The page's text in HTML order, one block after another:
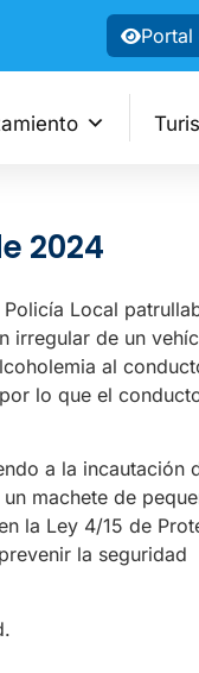
Portal
2024
Local
irregular de un
al
lo que el
a la incautación
machete de
la Ley 4/15 de
la seguridad